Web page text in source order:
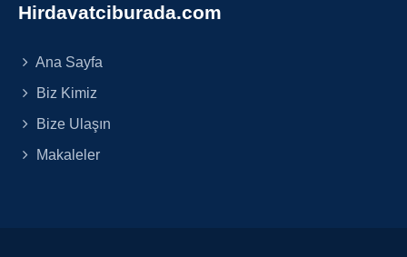
Hirdavatciburada.com
Ana Sayfa
Biz Kimiz
Bize Ulaşın
Makaleler